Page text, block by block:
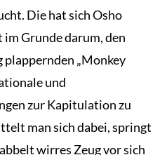
Die hat sich Osho
im Grunde darum, den
plappernden „Monkey
und
zur Kapitulation zu
man sich dabei, springt
wirres Zeug vor sich